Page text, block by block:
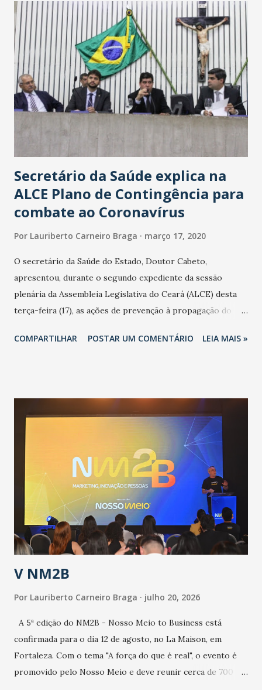
Secretário da Saúde explica na
ALCE Plano de Contingência para
combate ao Coronavírus
Por Lauriberto Carneiro Braga março 17, 2020
O secretário da Saúde do Estado, Doutor Cabeto,
apresentou, durante o segundo expediente da sessão
plenária da Assembleia Legislativa do Ceará (ALCE) desta
terça-feira (17), as ações de prevenção à propagação do
adotadas pelo Governo do Estado na contenção da
população suspeita e de cuidados com os ambientes
públicos e domiciliares. “Nós não estamos vivendo uma
epidemia comum, como temos em todos os anos, com
aumento de casos de dengue, influenza ou H1N1. Trata-se
de uma epidemia com um vírus diferente, com um poder de
contaminação maior que outros coronavírus”, apontou o
secretário. Segundo ele, é uma epidemia com chance de
contaminação alta, podendo gerar um grande risco à
população e ao sistema de saúde. “Precisamos saber fazer a
estratificação do risco da doença, para não so...
COMPARTILHAR POSTAR UM COMENTÁRIO LEIA MAIS »
V NM2B
Por Lauriberto Carneiro Braga julho 20, 2026
A 5ª edição do NM2B - Nosso Meio to Business está
confirmada para o dia 12 de agosto, no La Maison, em
Fortaleza. Com o tema "A força do que é real", o evento é
promovido pelo Nosso Meio e deve reunir cerca de 700